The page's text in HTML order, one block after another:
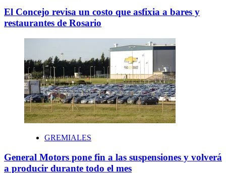
El Concejo revisa un costo que asfixia a bares y
restaurantes de Rosario
GREMIALES
General Motors pone fin a las suspensiones y volverá
a producir durante todo el mes